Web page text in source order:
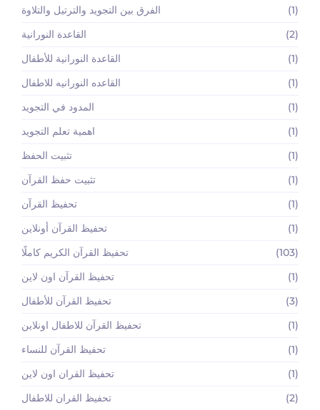
الفرق بين التجويد والترتيل والتلاوة
(1)
القاعدة النورانية
(2)
القاعدة النورانية للأطفال
(1)
القاعده النورانيه للاطفال
(1)
المدود في التجويد
(1)
اهمية تعلم التجويد
(1)
تثبيت الحفظ
(1)
تثبيت حفظ القرآن
(1)
تحفيظ القرآن
(1)
تحفيظ القرآن أونلاين
(1)
تحفيظ القرآن الكريم كاملًا
(103)
تحفيظ القرآن اون لاين
(1)
تحفيظ القرآن للأطفال
(3)
تحفيظ القرآن للاطفال اونلاين
(1)
تحفيظ القرآن للنساء
(1)
تحفيظ القران اون لاين
(1)
تحفيظ القران للاطفال
(2)